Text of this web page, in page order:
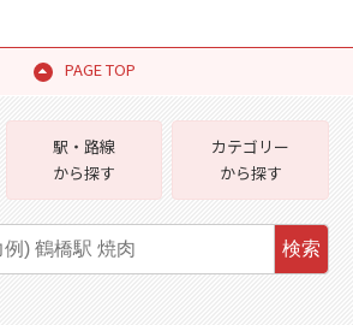
PAGE TOP
駅・路線
から探す
カテゴリー
から探す
検索